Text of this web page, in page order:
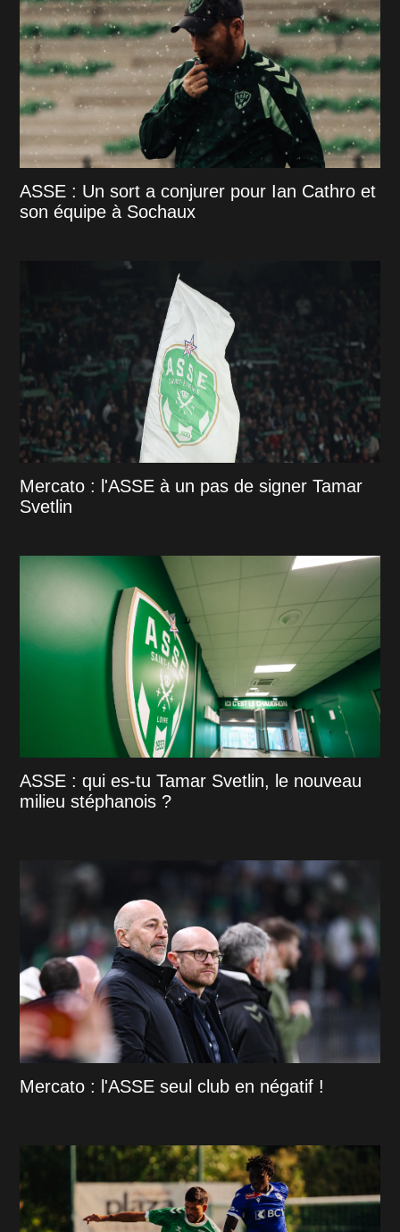
ASSE : Un sort a conjurer pour Ian Cathro et
son équipe à Sochaux
Mercato : l'ASSE à un pas de signer Tamar
Svetlin
ASSE : qui es-tu Tamar Svetlin, le nouveau
milieu stéphanois ?
Mercato : l'ASSE seul club en négatif !